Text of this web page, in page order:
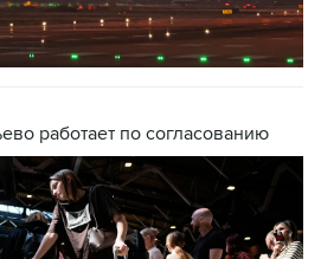
работает по согласованию